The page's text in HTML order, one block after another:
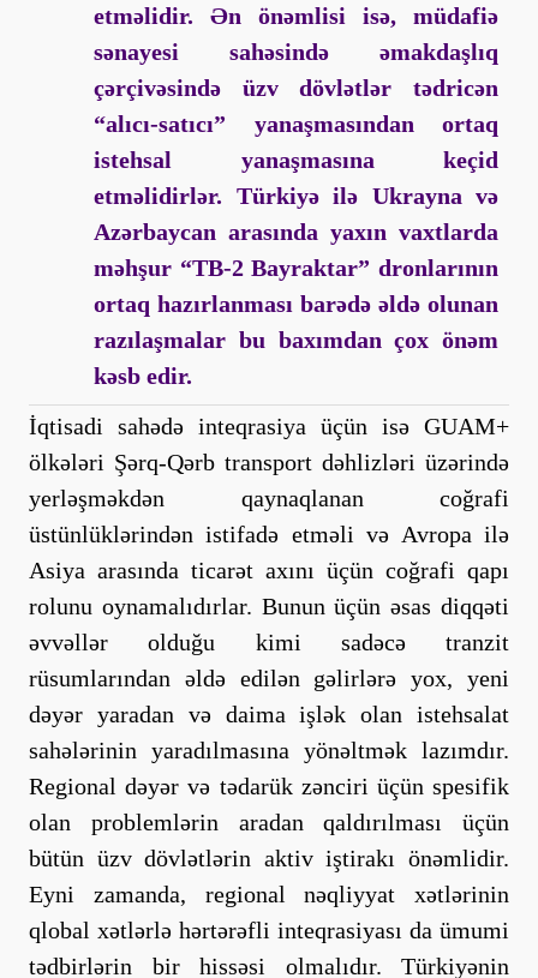
etməlidir. Ən önəmlisi isə, müdafiə
sənayesi sahəsində əmakdaşlıq
çərçivəsində üzv dövlətlər tədricən
“alıcı-satıcı” yanaşmasından ortaq
istehsal yanaşmasına keçid
etməlidirlər. Türkiyə ilə Ukrayna və
Azərbaycan arasında yaxın vaxtlarda
məhşur “TB-2 Bayraktar” dronlarının
ortaq hazırlanması barədə əldə olunan
razılaşmalar bu baxımdan çox önəm
kəsb edir.
İqtisadi sahədə inteqrasiya üçün isə GUAM+
ölkələri Şərq-Qərb transport dəhlizləri üzərində
yerləşməkdən qaynaqlanan coğrafi
üstünlüklərindən istifadə etməli və Avropa ilə
Asiya arasında ticarət axını üçün coğrafi qapı
rolunu oynamalıdırlar. Bunun üçün əsas diqqəti
əvvəllər olduğu kimi sadəcə tranzit
rüsumlarından əldə edilən gəlirlərə yox, yeni
dəyər yaradan və daima işlək olan istehsalat
sahələrinin yaradılmasına yönəltmək lazımdır.
Regional dəyər və tədarük zənciri üçün spesifik
olan problemlərin aradan qaldırılması üçün
bütün üzv dövlətlərin aktiv iştirakı önəmlidir.
Eyni zamanda, regional nəqliyyat xətlərinin
qlobal xətlərlə hərtərəfli inteqrasiyası da ümumi
tədbirlərin bir hissəsi olmalıdır. Türkiyənin